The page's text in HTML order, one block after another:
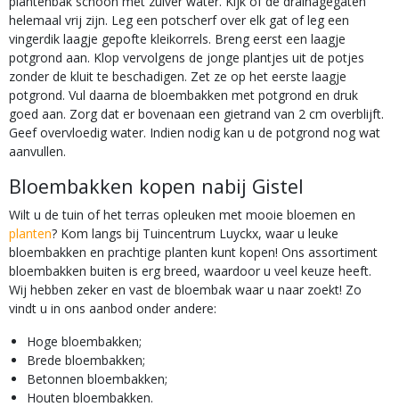
helemaal vrij zijn. Leg een potscherf over elk gat of leg een
vingerdik laagje gepofte kleikorrels. Breng eerst een laagje
potgrond aan. Klop vervolgens de jonge plantjes uit de potjes
zonder de kluit te beschadigen. Zet ze op het eerste laagje
potgrond. Vul daarna de bloembakken met potgrond en druk
goed aan. Zorg dat er bovenaan een gietrand van 2 cm overblijft.
Geef overvloedig water. Indien nodig kan u de potgrond nog wat
aanvullen.
Bloembakken kopen nabij Gistel
Wilt u de tuin of het terras opleuken met mooie bloemen en
planten? Kom langs bij Tuincentrum Luyckx, waar u leuke
bloembakken en prachtige planten kunt kopen! Ons assortiment
bloembakken buiten is erg breed, waardoor u veel keuze heeft.
Wij hebben zeker en vast de bloembak waar u naar zoekt! Zo
vindt u in ons aanbod onder andere:
Hoge bloembakken;
Brede bloembakken;
Betonnen bloembakken;
Houten bloembakken.